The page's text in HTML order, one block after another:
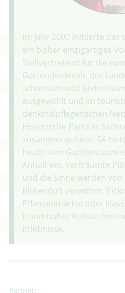
Im Jahr 2000 initiierte das
ein bisher einzigartiges
Stellvertretend für die
Gartendenkmale des
schönsten und
ausgewählt und im
denkmalpflegerischen
Historische Parks in
zusammengefasst. 54
heute zum
Anhalt ein. Verträumte
und die Sinne werden
Blütenduft verwöhnt.
Pflanzenmärkte oder
traumhafter Kulisse
Erlebnisse.
Partner: